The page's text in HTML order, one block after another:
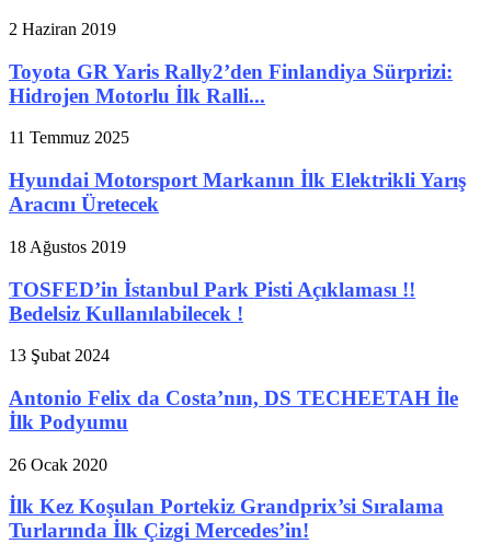
2 Haziran 2019
Toyota GR Yaris Rally2’den Finlandiya Sürprizi:
Hidrojen Motorlu İlk Ralli...
11 Temmuz 2025
Hyundai Motorsport Markanın İlk Elektrikli Yarış
Aracını Üretecek
18 Ağustos 2019
TOSFED’in İstanbul Park Pisti Açıklaması !!
Bedelsiz Kullanılabilecek !
13 Şubat 2024
Antonio Felix da Costa’nın, DS TECHEETAH İle
İlk Podyumu
26 Ocak 2020
İlk Kez Koşulan Portekiz Grandprix’si Sıralama
Turlarında İlk Çizgi Mercedes’in!